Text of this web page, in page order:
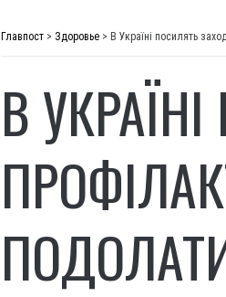
Главпост > Здоровье > В Україні посилять
В